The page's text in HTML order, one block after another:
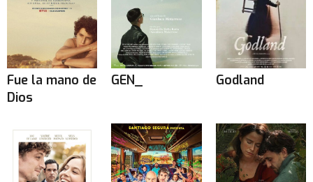
Fue la mano de
Dios
GEN_ Godland